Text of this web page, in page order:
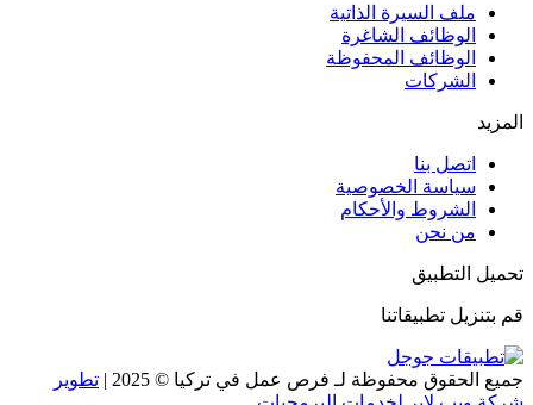
ملف السيرة الذاتية
الوظائف الشاغرة
الوظائف المحفوظة
الشركات
المزيد
اتصل بنا
سياسة الخصوصية
الشروط والأحكام
من نحن
تحميل التطبيق
قم بتنزيل تطبيقاتنا
جميع الحقوق محفوظة لـ فرص عمل في تركيا © 2025 |
تطوير